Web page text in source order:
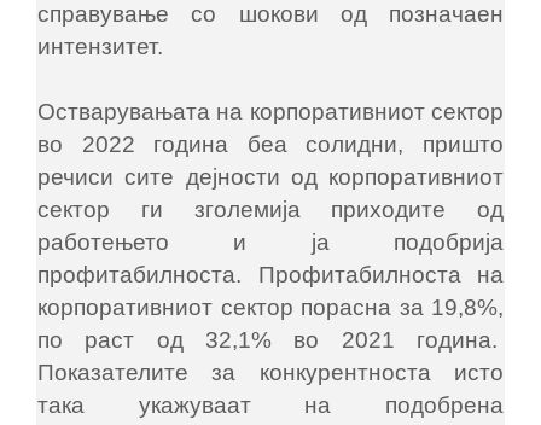
справување со шокови од позначаен
интензитет.
Остварувањата на корпоративниот сектор
во 2022 година беа солидни, пришто
речиси сите дејности од корпоративниот
сектор ги зголемија приходите од
работењето и ја подобрија
профитабилноста. Профитабилноста на
корпоративниот сектор порасна за 19,8%,
по раст од 32,1% во 2021 година.
Показателите за конкурентноста исто
така укажуваат на подобрена